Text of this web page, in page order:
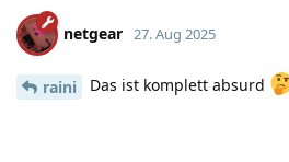
netgear 27. Aug 2025
raini Das ist komplett absurd